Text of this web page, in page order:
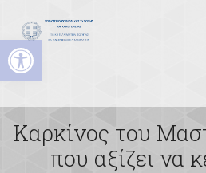
Ανοίξτε τη γραμμή εργαλείων
Καρκίνος του
που αξίζει να